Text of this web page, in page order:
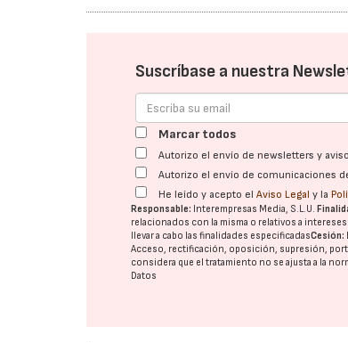
Suscríbase a nuestra
Marcar todos
Autorizo el envío de newsletters y
Autorizo el envío de comunicaciones
He leído y acepto elAviso Legal y la
Responsable: Interempresas Media, S.L.U.
relacionados con la misma o relativos a
llevar a cabo las finalidades especificadasCesión:
Acceso, rectificación, oposición, supresión,
considera que el tratamiento no se ajusta a la
Datos